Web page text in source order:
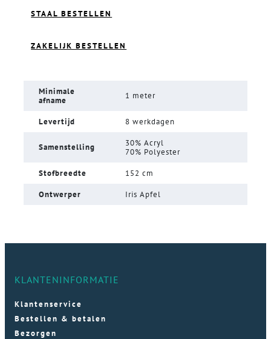
STAAL BESTELLEN
ZAKELIJK BESTELLEN
Minimale
afname
1 meter
Levertijd 8 werkdagen
Samenstelling
30% Acryl
70% Polyester
Stofbreedte 152 cm
Ontwerper Iris Apfel
KLANTENINFORMATIE
Klantenservice
Bestellen & betalen
Bezorgen